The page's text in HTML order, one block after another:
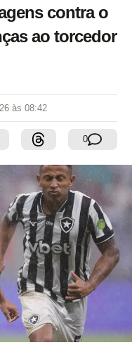
contra o
ao torcedor
às 08:42
0